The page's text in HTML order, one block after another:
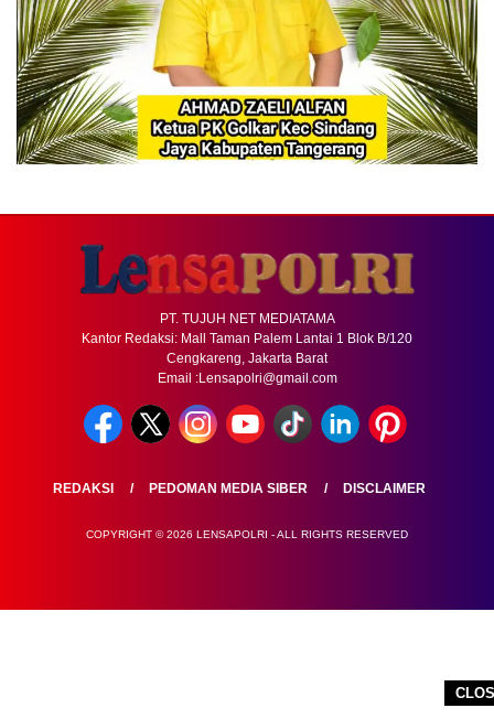
PT. TUJUH NET MEDIATAMA
Kantor Redaksi: Mall Taman Palem Lantai 1 Blok B/120
Cengkareng, Jakarta Barat
Email :Lensapolri@gmail.com
REDAKSI PEDOMAN MEDIA SIBER DISCLAIMER
COPYRIGHT © 2026 LENSAPOLRI - ALL RIGHTS RESERVED